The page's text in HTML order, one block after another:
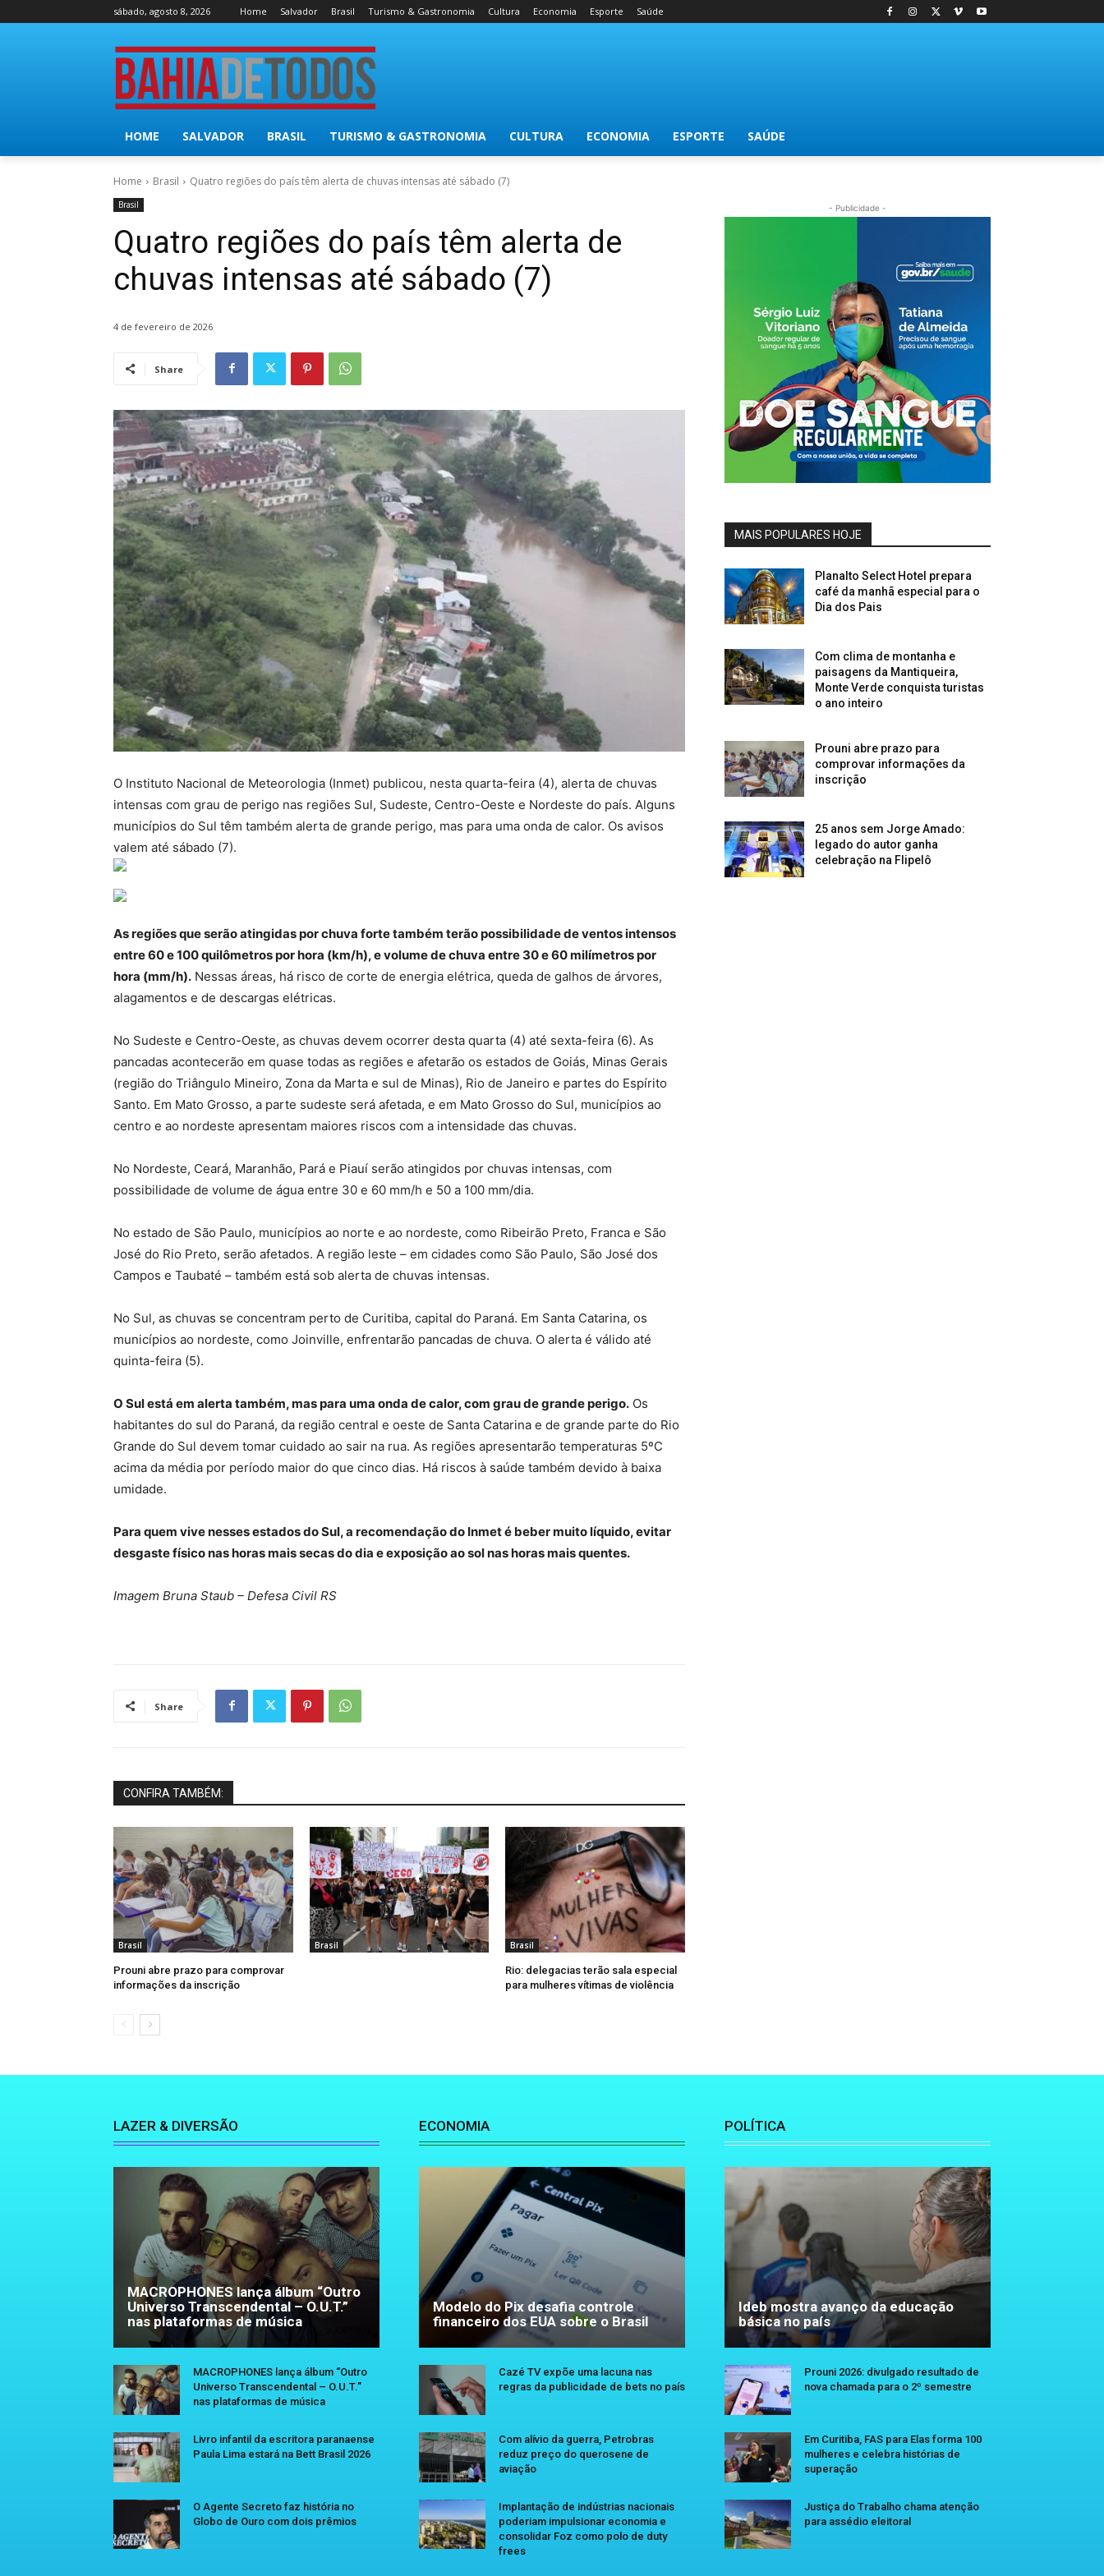
sábado, agosto 8, 2026 Home Salvador Brasil Turismo & Gastronomia Cultura Economia Esporte Saúde
HOME SALVADOR BRASIL TURISMO & GASTRONOMIA CULTURA ECONOMIA ESPORTE SAÚDE
Home Brasil Quatro regiões do país têm alerta de chuvas intensas até sábado (7)
Brasil
Quatro regiões do país têm alerta de
chuvas intensas até sábado (7)
4 de fevereiro de 2026
Share
O Instituto Nacional de Meteorologia (Inmet) publicou, nesta quarta-feira (4), alerta de chuvas
intensas com grau de perigo nas regiões Sul, Sudeste, Centro-Oeste e Nordeste do país. Alguns
municípios do Sul têm também alerta de grande perigo, mas para uma onda de calor. Os avisos
valem até sábado (7).
As regiões que serão atingidas por chuva forte também terão possibilidade de ventos intensos
entre 60 e 100 quilômetros por hora (km/h), e volume de chuva entre 30 e 60 milímetros por
hora (mm/h). Nessas áreas, há risco de corte de energia elétrica, queda de galhos de árvores,
alagamentos e de descargas elétricas.
No Sudeste e Centro-Oeste, as chuvas devem ocorrer desta quarta (4) até sexta-feira (6). As
pancadas acontecerão em quase todas as regiões e afetarão os estados de Goiás, Minas Gerais
(região do Triângulo Mineiro, Zona da Marta e sul de Minas), Rio de Janeiro e partes do Espírito
Santo. Em Mato Grosso, a parte sudeste será afetada, e em Mato Grosso do Sul, municípios ao
centro e ao nordeste apresentam maiores riscos com a intensidade das chuvas.
No Nordeste, Ceará, Maranhão, Pará e Piauí serão atingidos por chuvas intensas, com
possibilidade de volume de água entre 30 e 60 mm/h e 50 a 100 mm/dia.
No estado de São Paulo, municípios ao norte e ao nordeste, como Ribeirão Preto, Franca e São
José do Rio Preto, serão afetados. A região leste – em cidades como São Paulo, São José dos
Campos e Taubaté – também está sob alerta de chuvas intensas.
No Sul, as chuvas se concentram perto de Curitiba, capital do Paraná. Em Santa Catarina, os
municípios ao nordeste, como Joinville, enfrentarão pancadas de chuva. O alerta é válido até
quinta-feira (5).
O Sul está em alerta também, mas para uma onda de calor, com grau de grande perigo. Os
habitantes do sul do Paraná, da região central e oeste de Santa Catarina e de grande parte do Rio
Grande do Sul devem tomar cuidado ao sair na rua. As regiões apresentarão temperaturas 5ºC
acima da média por período maior do que cinco dias. Há riscos à saúde também devido à baixa
umidade.
Para quem vive nesses estados do Sul, a recomendação do Inmet é beber muito líquido, evitar
desgaste físico nas horas mais secas do dia e exposição ao sol nas horas mais quentes.
Imagem Bruna Staub – Defesa Civil RS
Share
CONFIRA TAMBÉM:
Brasil
Prouni abre prazo para comprovar
informações da inscrição
Brasil Brasil
Rio: delegacias terão sala especial
para mulheres vítimas de violência
- Publicidade -
MAIS POPULARES HOJE
Planalto Select Hotel prepara
café da manhã especial para o
Dia dos Pais
Com clima de montanha e
paisagens da Mantiqueira,
Monte Verde conquista turistas
o ano inteiro
Prouni abre prazo para
comprovar informações da
inscrição
25 anos sem Jorge Amado:
legado do autor ganha
celebração na Flipelô
LAZER & DIVERSÃO
MACROPHONES lança álbum “Outro
Universo Transcendental – O.U.T.”
nas plataformas de música
MACROPHONES lança álbum “Outro
Universo Transcendental – O.U.T.”
nas plataformas de música
Livro infantil da escritora paranaense
Paula Lima estará na Bett Brasil 2026
O Agente Secreto faz história no
Globo de Ouro com dois prêmios
ECONOMIA
Modelo do Pix desafia controle
financeiro dos EUA sobre o Brasil
Cazé TV expõe uma lacuna nas
regras da publicidade de bets no país
Com alívio da guerra, Petrobras
reduz preço do querosene de
aviação
Implantação de indústrias nacionais
poderiam impulsionar economia e
consolidar Foz como polo de duty
frees
POLÍTICA
Ideb mostra avanço da educação
básica no país
Prouni 2026: divulgado resultado de
nova chamada para o 2º semestre
Em Curitiba, FAS para Elas forma 100
mulheres e celebra histórias de
superação
Justiça do Trabalho chama atenção
para assédio eleitoral